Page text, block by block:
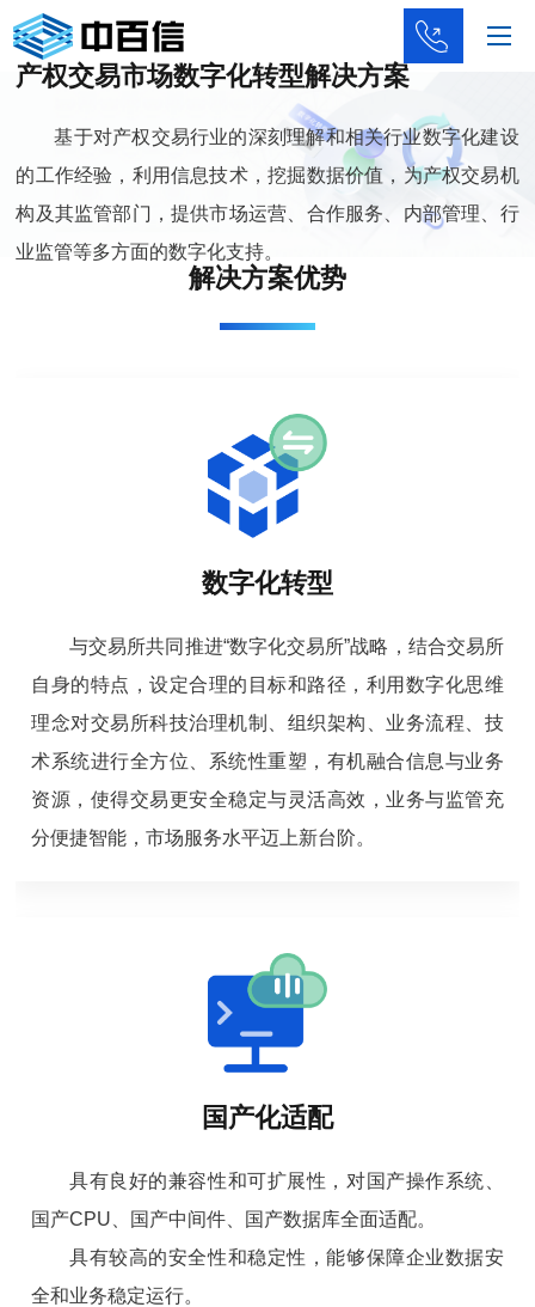
6
010
43
产权交易市场数字化转型解决方案
基于对产权交易行业的深刻理解和相关行业数字化建设
的工作经验，利用信息技术，挖掘数据价值，为产权交易机
构及其监管部门，提供市场运营、合作服务、内部管理、行
业监管等多方面的数字化支持。
解决方案优势
数字化转型
与交易所共同推进“数字化交易所”战略，结合交易所
自身的特点，设定合理的目标和路径，利用数字化思维
理念对交易所科技治理机制、组织架构、业务流程、技
术系统进行全方位、系统性重塑，有机融合信息与业务
资源，使得交易更安全稳定与灵活高效，业务与监管充
分便捷智能，市场服务水平迈上新台阶。
国产化适配
具有良好的兼容性和可扩展性，对国产操作系统、
国产CPU、国产中间件、国产数据库全面适配。
具有较高的安全性和稳定性，能够保障企业数据安
全和业务稳定运行。